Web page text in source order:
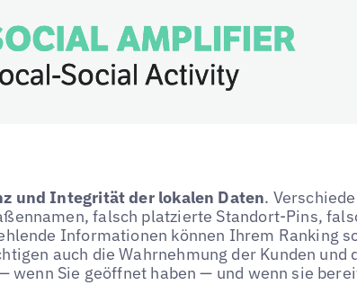
und Integrität der lokalen Daten.
falsch platzierte Standort-Pins,
Informationen können Ihrem Ranking
auch die Wahrnehmung der Kunden und
wenn Sie geöffnet haben — und wenn sie